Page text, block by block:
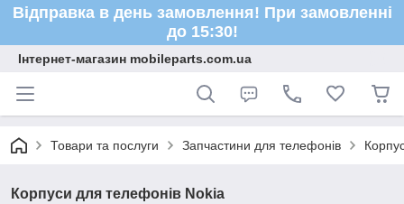
Відправка в день замовлення! При замовленні
до 15:30!
Інтернет-магазин mobileparts.com.ua
Товари та послуги Запчастини для телефонів
Корпуси для телефонів Nokia